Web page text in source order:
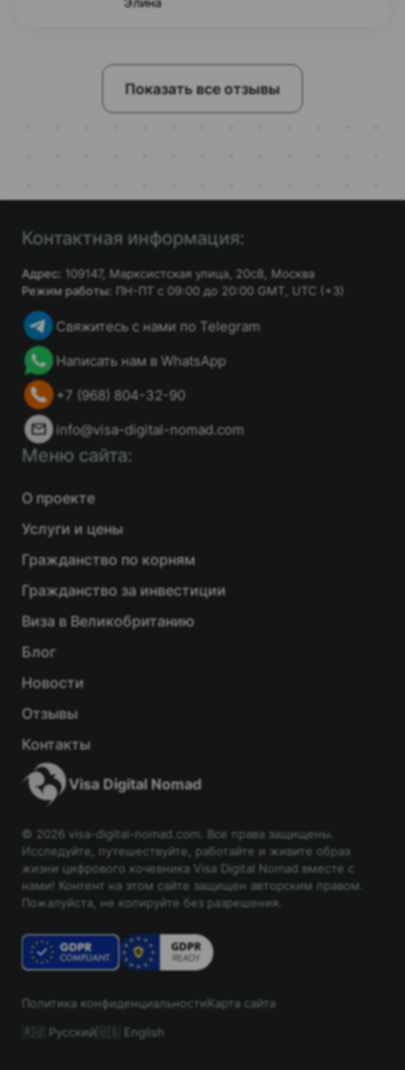
Показать все отзывы
Visa Digital Nomad
© 2026 visa-digital-nomad.com. Все права защищены.
Исследуйте, путешествуйте, работайте и живите образ
жизни цифрового кочевника Visa Digital Nomad вместе с
нами! Контент на этом сайте защищен авторским правом.
Пожалуйста, не копируйте без разрешения.
Политика конфиденциальностиКарта сайта
🇷🇺 Русский
🇺🇸 English
Меню сайта:
О проекте
Услуги и цены
Гражданство по корням
Гражданство за инвестиции
Виза в Великобританию
Блог
Новости
Отзывы
Контакты
Контактная информация:
Адрес: 109147, Марксистская улица, 20с8, Москва
Режим работы: ПН-ПТ с 09:00 до 20:00 GMT, UTC (+3)
Свяжитесь с нами по Telegram
Написать нам в WhatsApp
+7 (968) 804-32-90
info@visa-digital-nomad.com